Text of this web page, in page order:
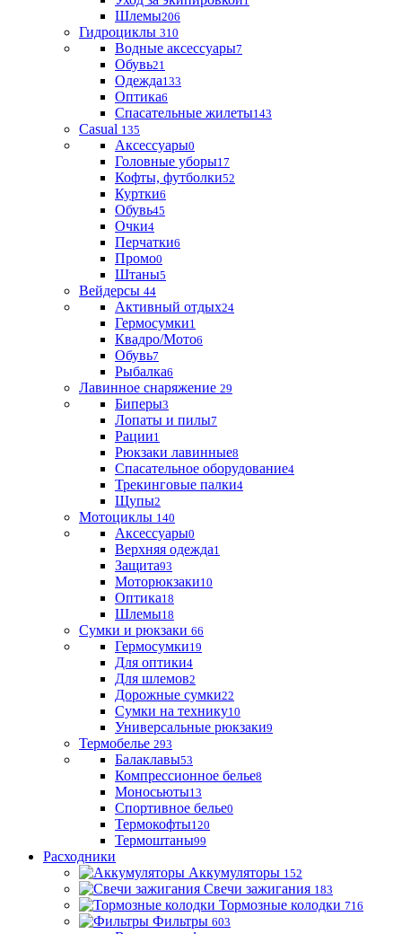
Шлемы206
Гидроциклы 310
Водные аксессуары7
Обувь21
Одежда133
Оптика6
Спасательные жилеты143
Casual 135
Аксессуары0
Головные уборы17
Кофты, футболки52
Куртки6
Обувь45
Очки4
Перчатки6
Промо0
Штаны5
Вейдерсы 44
Активный отдых24
Гермосумки1
Квадро/Мото6
Обувь7
Рыбалка6
Лавинное снаряжение 29
Биперы3
Лопаты и пилы7
Рации1
Рюкзаки лавинные8
Спасательное оборудование4
Трекинговые палки4
Щупы2
Мотоциклы 140
Аксессуары0
Верхняя одежда1
Защита93
Моторюкзаки10
Оптика18
Шлемы18
Сумки и рюкзаки 66
Гермосумки19
Для оптики4
Для шлемов2
Дорожные сумки22
Сумки на технику10
Универсальные рюкзаки9
Термобелье 293
Балаклавы53
Компрессионное белье8
Моносьюты13
Спортивное белье0
Термокофты120
Термоштаны99
Расходники
Аккумуляторы 152
Свечи зажигания 183
Тормозные колодки 716
Фильтры 603